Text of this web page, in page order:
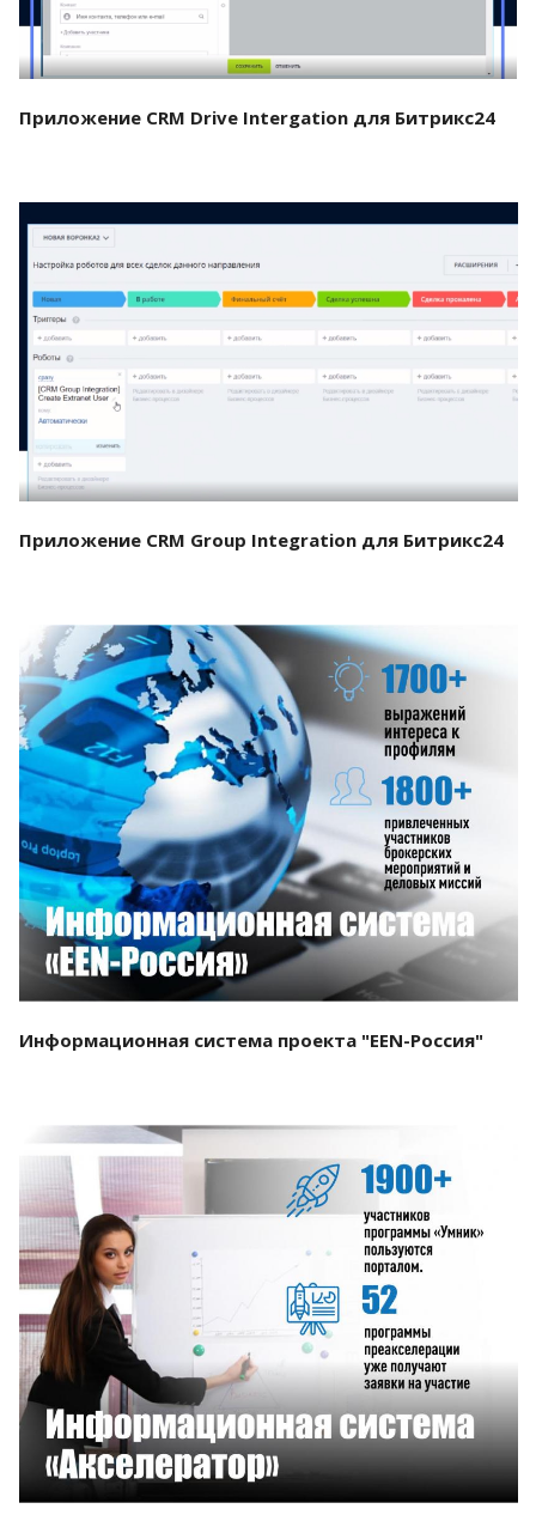
Приложение CRM Drive Intergation для Битрикс24
Смотреть проект
Приложение CRM Group Integration для Битрикс24
Смотреть проект
Информационная система проекта "EEN-Россия"
Смотреть проект